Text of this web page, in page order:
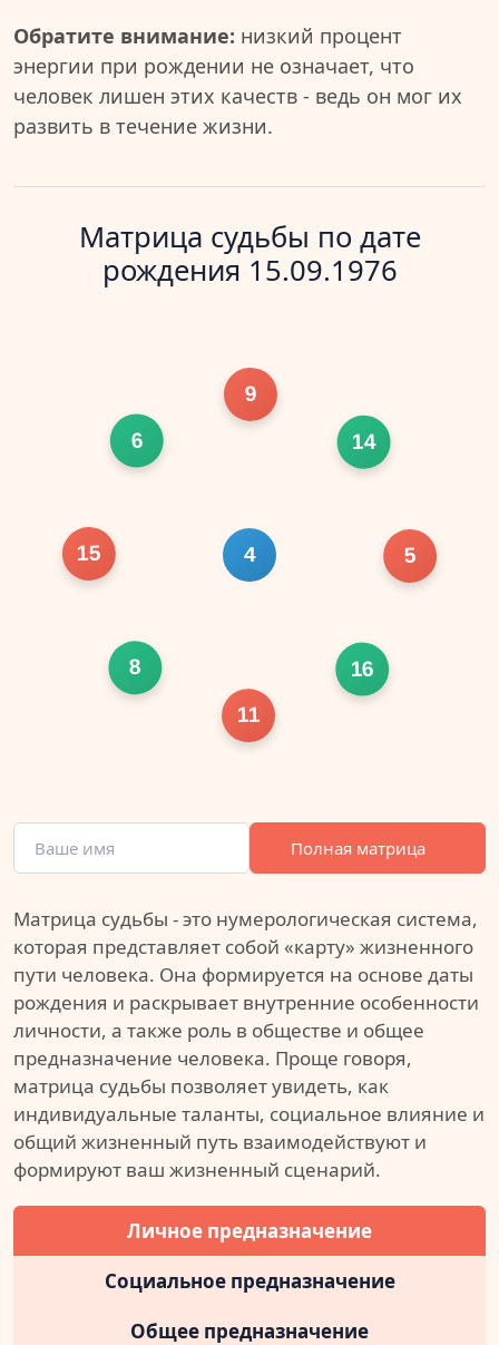
Обратите внимание: низкий процент
энергии при рождении не означает, что
человек лишен этих качеств - ведь он мог их
развить в течение жизни.
Матрица судьбы по дате
рождения 15.09.1976
15
9
5
11
6 14
16
8
4
Полная матрица
Матрица судьбы - это нумерологическая система,
которая представляет собой «карту» жизненного
пути человека. Она формируется на основе даты
рождения и раскрывает внутренние особенности
личности, а также роль в обществе и общее
предназначение человека. Проще говоря,
матрица судьбы позволяет увидеть, как
индивидуальные таланты, социальное влияние и
общий жизненный путь взаимодействуют и
формируют ваш жизненный сценарий.
Личное предназначение
Социальное предназначение
Общее предназначение